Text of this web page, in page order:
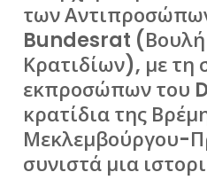
των
Bundesrat
Κρατιδίων), με τη
εκπροσώπων του
κρατίδια της
Μεκλεμβούργου-
συνιστά μια